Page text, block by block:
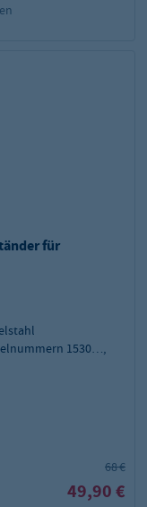
für
1530…,
68 €
49,90 €